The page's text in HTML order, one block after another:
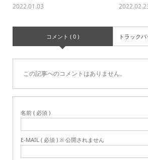
2022.01.03
コメント ( 0 ) トラック
この記事へのコメントはありません。
名前 ( 必須 )
E-MAIL ( 必須 ) ※ 公開されません